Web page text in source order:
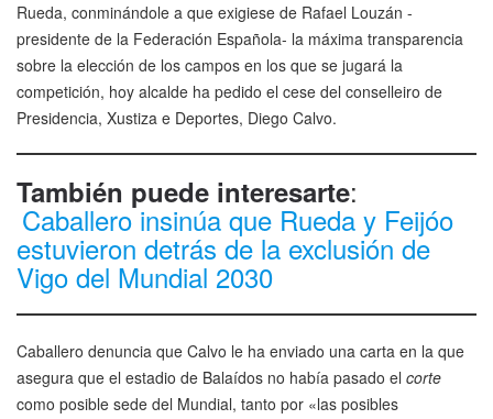
Rueda, conminándole a que exigiese de Rafael Louzán -
presidente de la Federación Española- la máxima transparencia
sobre la elección de los campos en los que se jugará la
competición, hoy alcalde ha pedido el cese del conselleiro de
Presidencia, Xustiza e Deportes, Diego Calvo.
También puede interesarte:
Caballero insinúa que Rueda y Feijóo
estuvieron detrás de la exclusión de
Vigo del Mundial 2030
Caballero denuncia que Calvo le ha enviado una carta en la que
asegura que el estadio de Balaídos no había pasado el corte
como posible sede del Mundial, tanto por «las posibles